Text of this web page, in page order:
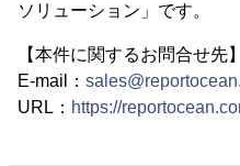
ソリューション」です。
【本件に関するお問合せ先】
E-mail：
URL： https://